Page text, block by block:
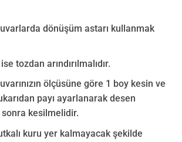
dönüşüm astarı kullanmak
tozdan arındırılmalıdır.
ölçüsüne göre 1 boy kesin ve
payı ayarlanarak desen
kesilmelidir.
kuru yer kalmayacak şekilde